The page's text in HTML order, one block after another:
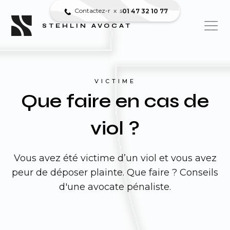
STEHLIN AVOCAT
Contactez-nous
x 01 47 32 10 77
VICTIME
Que faire en cas de
viol ?
Vous avez été victime d’un viol et vous avez
peur de déposer plainte. Que faire ? Conseils
d'une avocate pénaliste.